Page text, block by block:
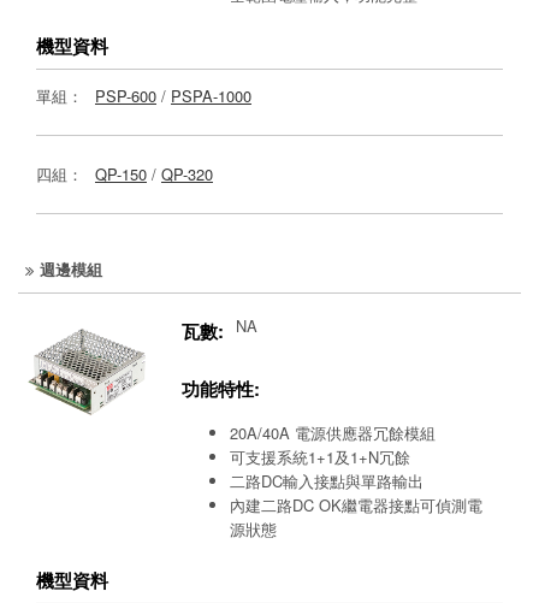
機型資料
單組： PSP-600 / PSPA-1000
四組： QP-150 / QP-320
週邊模組
瓦數: NA
功能特性:
20A/40A 電源供應器冗餘模組
可支援系統1+1及1+N冗餘
二路DC輸入接點與單路輸出
內建二路DC OK繼電器接點可偵測電
源狀態
機型資料